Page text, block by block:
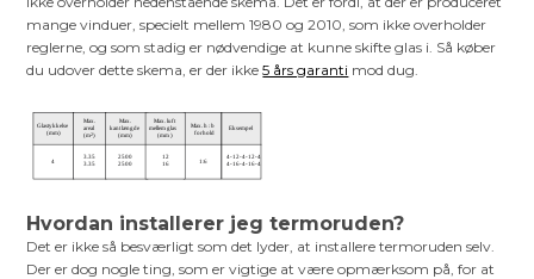
mange vinduer, specielt mellem 1980 og 2010, som ikke overholder
reglerne, og som stadig er nødvendige at kunne skifte glas i. Så køber
du udover dette skema, er der ikke5 års garanti mod dug.
Hvordan installerer jeg termoruden?
Det er ikke så besværligt som det lyder, at installere termoruden selv.
Der er dog nogle ting, som er vigtige at være opmærksom på, for at